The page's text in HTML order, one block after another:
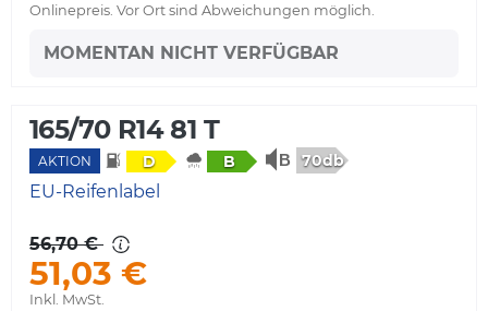
Onlinepreis. Vor Ort sind Abweichungen möglich.
MOMENTAN NICHT VERFÜGBAR
165/70 R14 81 T
AKTION D B 70db
EU-Reifenlabel
56,70 €
51,03 €
Inkl. MwSt.